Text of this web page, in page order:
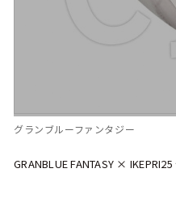
グランブルーファンタジー
GRANBLUE FANTASY ×